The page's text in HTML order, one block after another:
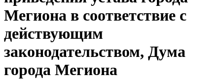
Мегиона в соответствие с
действующим
законодательством, Дума
города Мегиона